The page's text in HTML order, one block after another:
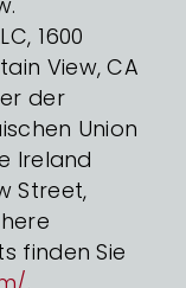
1600
View, CA
der
Union
Ireland
Street,
finden Sie